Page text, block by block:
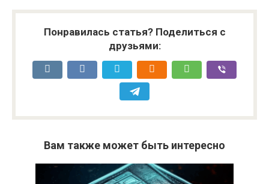
Понравилась статья? Поделиться с
друзьями:
Вам также может быть интересно